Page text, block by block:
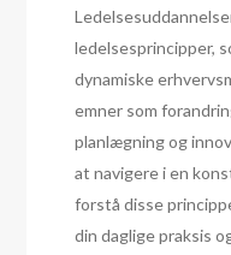
ledelsesprincipper,
dynamiske
emner som
planlægning og
at navigere i en
forstå disse
din daglige praksis